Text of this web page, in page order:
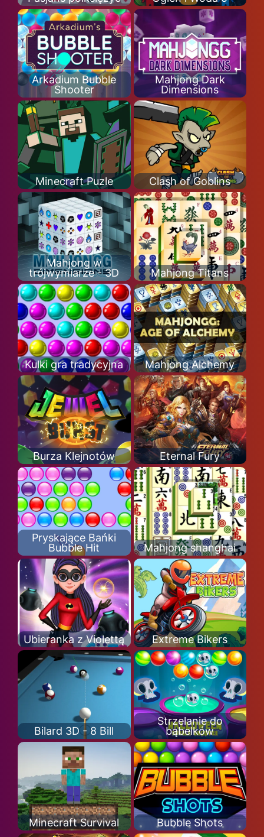
Arkadium Bubble
Shooter
Mahjong Dark
Dimensions
Minecraft Puzle Clash of Goblins
Mahjong w
trójwymiarze - 3D
Mahjong Titans
Kulki gra tradycyjna Mahjong Alchemy
Burza Klejnotów Eternal Fury
Pryskające Bańki
Bubble Hit
Mahjong shanghai
Ubieranka z Violettą Extreme Bikers
Bilard 3D - 8 Bill
Strzelanie do
bąbelków
Minecraft Survival Bubble Shots